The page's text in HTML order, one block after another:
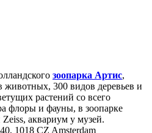
зоопарка Артис,
животных, 300 видов деревьев и
растений со всего
флоры и фауны, в зоопарке
аквариум у музей.
1018 CZ Amsterdam